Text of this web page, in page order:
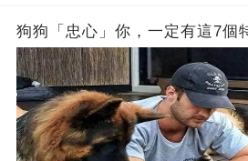
狗狗「忠心」你，一定有這7個